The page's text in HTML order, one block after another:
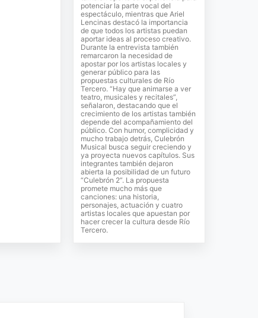
potenciar la parte vocal del
espectáculo, mientras que Ariel
Lencinas destacó la importancia
de que todos los artistas puedan
aportar ideas al proceso creativo.
Durante la entrevista también
remarcaron la necesidad de
apostar por los artistas locales y
generar público para las
propuestas culturales de Río
Tercero. “Hay que animarse a ver
teatro, musicales y recitales”,
señalaron, destacando que el
crecimiento de los artistas también
depende del acompañamiento del
público. Con humor, complicidad y
mucho trabajo detrás, Culebrón
Musical busca seguir creciendo y
ya proyecta nuevos capítulos. Sus
integrantes también dejaron
abierta la posibilidad de un futuro
“Culebrón 2”. La propuesta
promete mucho más que
canciones: una historia,
personajes, actuación y cuatro
artistas locales que apuestan por
hacer crecer la cultura desde Río
Tercero.